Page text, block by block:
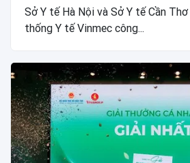
Sở Y tế Hà Nội và Sở Y tế Cần
thống Y tế Vinmec công...